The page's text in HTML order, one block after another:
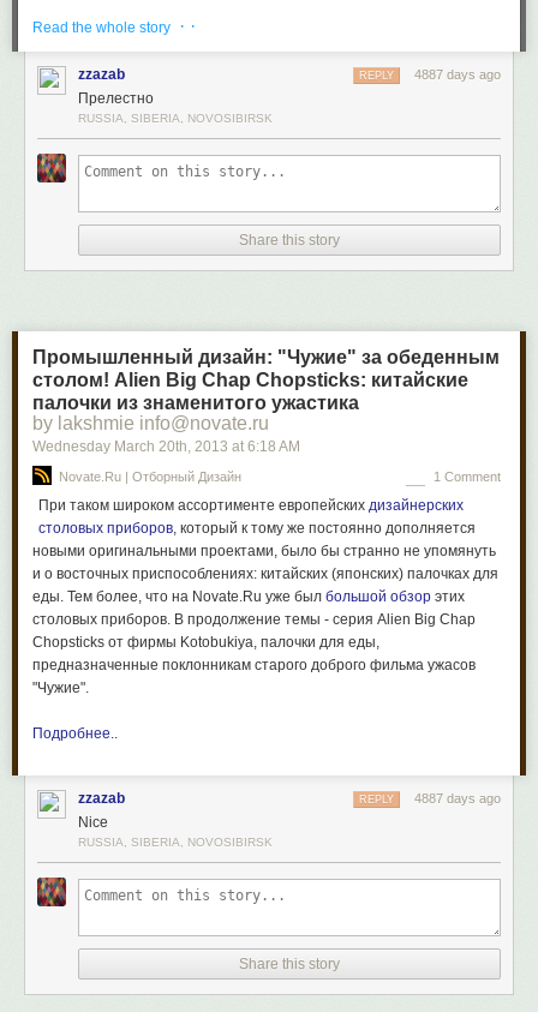
секретаря.
Поэтому Андреас, в своей правоте ничтоже сумняшеся, ответил
человеку на том конце провода: «Папа Римский? Да? А я
Наполеон».
Но Франциск оказался очень терпеливым Папой и попытался
убедить оператора, что это никакая не шутка, а он действительно
пожалуйста, Андреас. Вы просто соединяйте меня с генералом
в Ватикане, ошибка оператора произошла именно по причине
скромности понтифика, который не пожелал лишний раз кого-то
напрягать.
источник
Read the whole story · ·
zzazab 4887 days ago
REPLY
Прелестно
RUSSIA, SIBERIA, NOVOSIBIRSK
Share this story
Промышленный дизайн: "Чужие" за обеденным
столом! Alien Big Chap Chopsticks: китайские
палочки из знаменитого ужастика
by lakshmie info@novate.ru
Wednesday March 20th, 2013 at 6:18 AM
Novate.Ru | Отборный Дизайн 1 Comment
При таком широком ассортименте европейских дизайнерских
столовых приборов, который к тому же постоянно дополняется
новыми оригинальными проектами, было бы странно не упомянуть
и о восточных приспособлениях: китайских (японских) палочках для
еды. Тем более, что на Novate.Ru уже был большой обзор этих
столовых приборов. В продолжение темы - серия Alien Big Chap
Chopsticks от фирмы Kotobukiya, палочки для еды,
предназначенные поклонникам старого доброго фильма ужасов
"Чужие".
Подробнее..
zzazab 4887 days ago
REPLY
Nice
RUSSIA, SIBERIA, NOVOSIBIRSK
Share this story